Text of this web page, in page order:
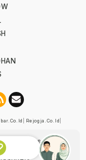
Rejogja.co.id
Pers
K/XII/2022